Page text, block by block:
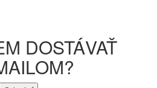
DOSTÁVAŤ